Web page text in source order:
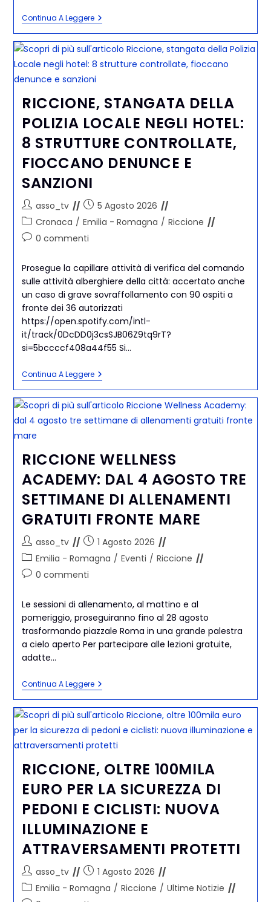
Continua A Leggere
RICCIONE, STANGATA DELLA
POLIZIA LOCALE NEGLI HOTEL:
8 STRUTTURE CONTROLLATE,
FIOCCANO DENUNCE E
SANZIONI
asso_tv
5 Agosto 2026
Cronaca / Emilia - Romagna / Riccione
0 commenti
Prosegue la capillare attività di verifica del comando
sulle attività alberghiere della città: accertato anche
un caso di grave sovraffollamento con 90 ospiti a
fronte dei 36 autorizzati
https://open.spotify.com/intl-
it/track/0DcDD0j3csSJB06Z9tq9rT?
si=5bccccf408a44f55 Si…
Continua A Leggere
RICCIONE WELLNESS
ACADEMY: DAL 4 AGOSTO TRE
SETTIMANE DI ALLENAMENTI
GRATUITI FRONTE MARE
asso_tv
1 Agosto 2026
Emilia - Romagna / Eventi / Riccione
0 commenti
Le sessioni di allenamento, al mattino e al
pomeriggio, proseguiranno fino al 28 agosto
trasformando piazzale Roma in una grande palestra
a cielo aperto Per partecipare alle lezioni gratuite,
adatte…
Continua A Leggere
RICCIONE, OLTRE 100MILA
EURO PER LA SICUREZZA DI
PEDONI E CICLISTI: NUOVA
ILLUMINAZIONE E
ATTRAVERSAMENTI PROTETTI
asso_tv
1 Agosto 2026
Emilia - Romagna / Riccione / Ultime Notizie